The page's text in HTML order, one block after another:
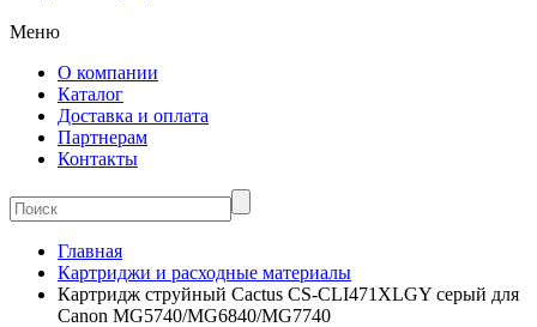
Меню
О компании
Каталог
Доставка и оплата
Партнерам
Контакты
Главная
Картриджи и расходные материалы
Картридж струйный Cactus CS-CLI471XLGY серый для
Canon MG5740/MG6840/MG7740